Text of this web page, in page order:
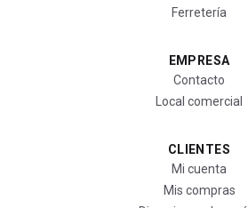
Ferretería
EMPRESA
Contacto
Local comercial
CLIENTES
Mi cuenta
Mis compras